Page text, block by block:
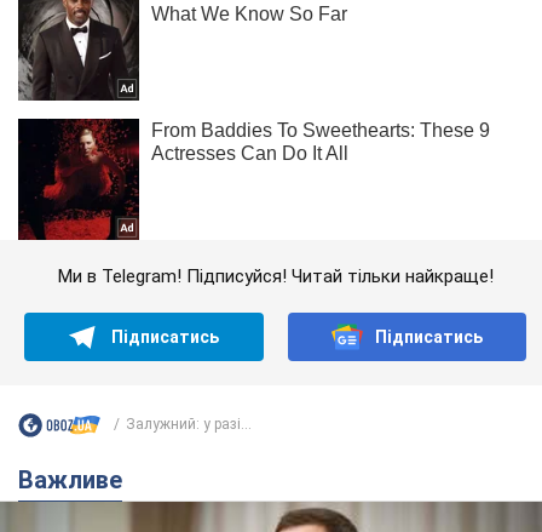
Ми в Telegram! Підписуйся! Читай тільки найкраще!
Підписатись Підписатись
Залужний: у разі...
Важливе